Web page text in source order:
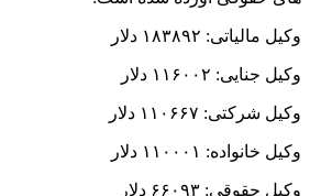
وکیل مالیاتی: ۱۸۳۸۹۲ دلار
وکیل جنایی: ۱۱۶۰۰۲ دلار
وکیل شرکتی: ۱۱۰۶۶۷ دلار
وکیل خانواده: ۱۱۰۰۰۱ دلار
وکیل حقوقی: ۶۶۰۹۳ دلار